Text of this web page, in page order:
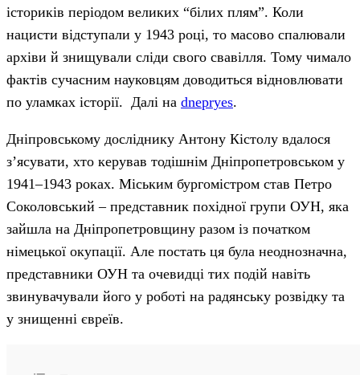
істориків періодом великих “білих плям”. Коли
нацисти відступали у 1943 році, то масово спалювали
архіви й знищували сліди свого свавілля. Тому чимало
фактів сучасним науковцям доводиться відновлювати
по уламках історії. Далі на dnepryes.
Дніпровському досліднику Антону Кістолу вдалося
з’ясувати, хто керував тодішнім Дніпропетровськом у
1941–1943 роках. Міським бургомістром став Петро
Соколовський – представник похідної групи ОУН, яка
зайшла на Дніпропетровщину разом із початком
німецької окупації. Але постать ця була неоднозначна,
представники ОУН та очевидці тих подій навіть
звинувачували його у роботі на радянську розвідку та
у знищенні євреїв.